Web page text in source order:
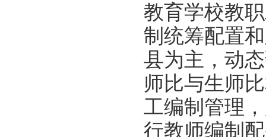
教育学校教
制统筹配置
县为主，动
师比与生师
工编制管理
行教师编制